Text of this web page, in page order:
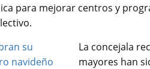
para mejorar centros y
La concejala
mayores han